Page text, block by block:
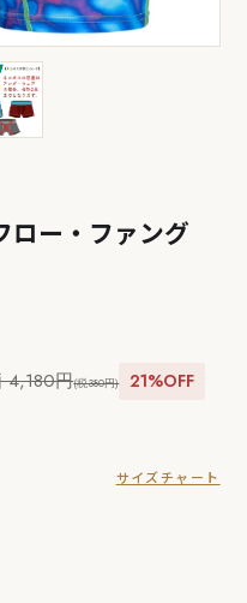
ロー・ファング
4,180円(税380円) 21%OFF
サイズチャート